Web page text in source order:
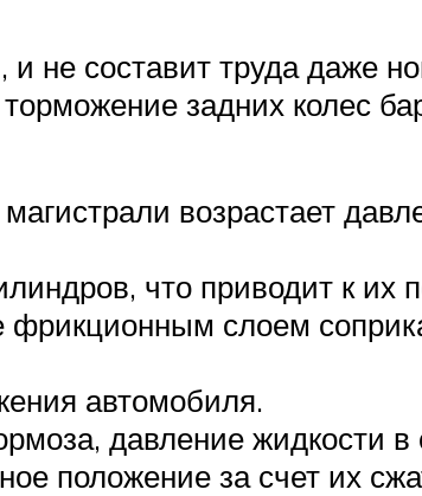
не составит труда даже
задних колес
возрастает
что приводит к
слоем
автомобиля.
давление жидкости
положение за счет их